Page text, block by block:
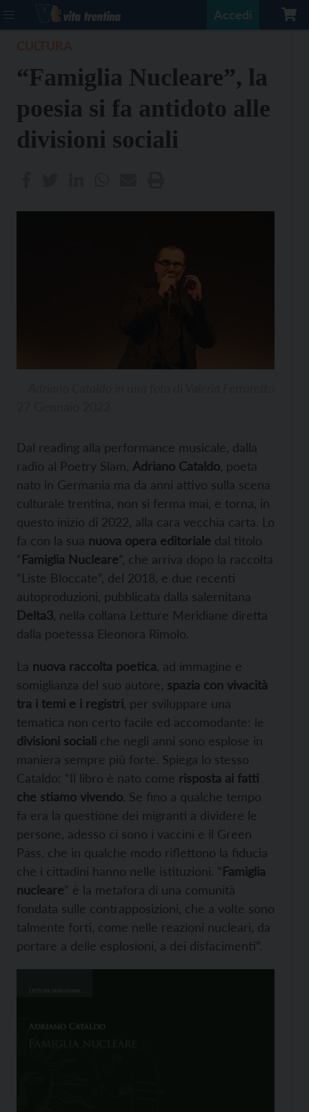
Accedi
“Famiglia Nucleare”, la
poesia si fa antidoto alle
divisioni sociali
Dal reading alla performance musicale, dalla
radio al Poetry Slam, Adriano Cataldo , poeta
nato in Germania ma da anni attivo sulla scena
culturale trentina, non si ferma mai, e torna, in
questo inizio di 2022, alla cara vecchia carta. Lo
fa con la sua nuova opera editoriale dal titolo
“Famiglia Nucleare”, che arriva dopo la raccolta
“Liste Bloccate”, del 2018, e due recenti
autoproduzioni, pubblicata dalla salernitana
Delta3 , nella collana Letture Meridiane diretta
dalla poetessa Eleonora Rimolo.
La nuova raccolta poetica , ad immagine e
somiglianza del suo autore, spazia con vivacità
tra i temi e i registri , per sviluppare una
tematica non certo facile ed accomodante: le
divisioni sociali che negli anni sono esplose in
maniera sempre più forte. Spiega lo stesso
Cataldo: “Il libro è nato come risposta ai fatti
che stiamo vivendo. Se fino a qualche tempo
fa era la questione dei migranti a dividere le
persone, adesso ci sono i vaccini e il Green
Pass, che in qualche modo riflettono la fiducia
che i cittadini hanno nelle istituzioni. “Famiglia
nucleare” è la metafora di una comunità
fondata sulle contrapposizioni, che a volte sono
talmente forti, come nelle reazioni nucleari, da
portare a delle esplosioni, a dei disfacimenti”.